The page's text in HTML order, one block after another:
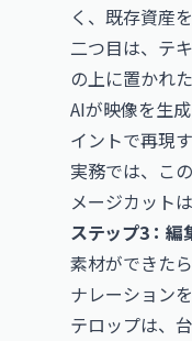
く、既存資産
二つ目は、テ
の上に置かれ
AIが映像を生
イントで再現
実務では、こ
メージカット
ステップ3：編
素材ができた
ナレーション
テロップは、